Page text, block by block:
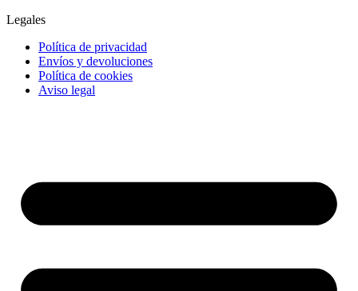
Legales
Política de privacidad
Envíos y devoluciones
Política de cookies
Aviso legal